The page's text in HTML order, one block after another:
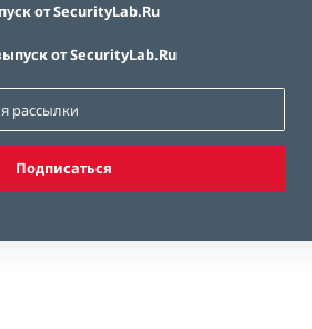
от SecurityLab.Ru
от SecurityLab.Ru
Подписаться